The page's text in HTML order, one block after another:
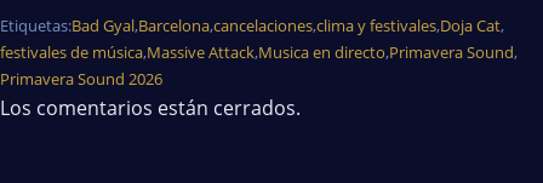
Etiquetas:Bad Gyal,Barcelona,cancelaciones,clima y festivales,Doja Cat,
festivales de música,Massive Attack,Musica en directo,Primavera Sound,
Primavera Sound 2026
Los comentarios están cerrados.